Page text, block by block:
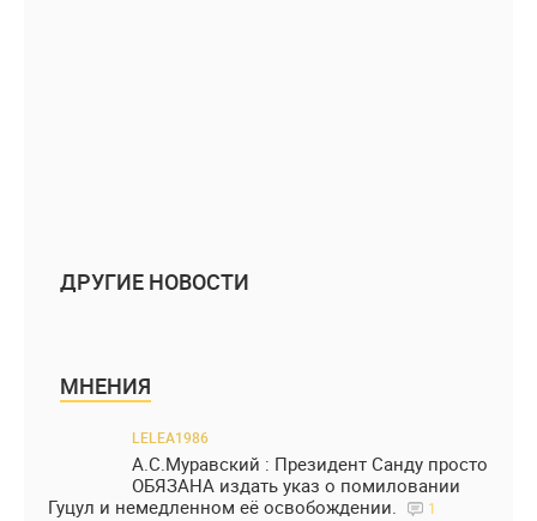
ДРУГИЕ НОВОСТИ
МНЕНИЯ
LELEA1986
А.С.Муравский : Президент Санду просто
ОБЯЗАНА издать указ о помиловании
Гуцул и немедленном её освобождении.
1